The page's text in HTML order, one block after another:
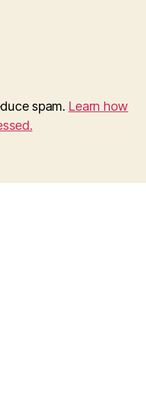
spam. Learn how